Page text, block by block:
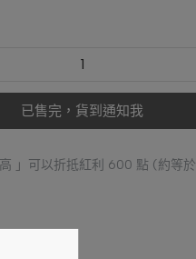
已售完，貨到通知我
」可以折抵紅利 600 點 (約等於